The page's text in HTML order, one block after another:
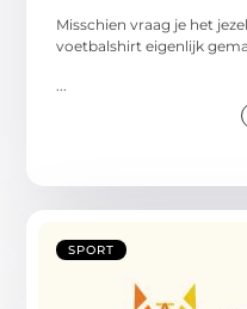
Misschien vraag je het
voetbalshirt eigenlijk
SPORT